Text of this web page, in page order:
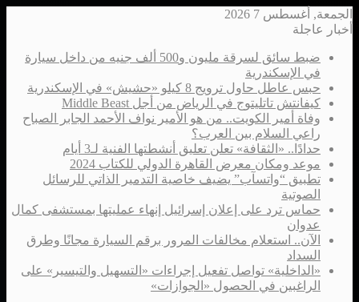
الجمعة, أغسطس 7 2026
أخبار عاجلة
ضبط سائق لسرقة مليون و500 ألف جنيه من داخل سيارة
في الإسكندرية
حبس عاطل حاول ترويج 8 كيلو «حشيش» في الإسكندرية
كيفانتش تاتليتوج في الرياض من أجل Middle Beast
وفاة أمير الكويت.. من هو الأمير نواف الأحمد الجابر الصباح
راعي السلام بين العرب؟
حدادًا.. «الثقافة» تعلن تعليق أنشطتها الفنية لـ3 أيام
موعد ومكان معرض القاهرة الدولي للكتاب 2024
تطبيق “واتسآب” يضيف خاصية التدمير الذاتي للرسائل
الصوتية
حماس ترد على إعلان إسرائيل إنهاء عمليتها بمستشفى كمال
عدوان
الآن.. استعلام مخالفات المرور برقم السيارة مجانًا وطرق
السداد
«الداخلية» تواصل تفعيل إجراءات «التسهيل والتيسير» على
الراغبين في الحصول «الجوازات»